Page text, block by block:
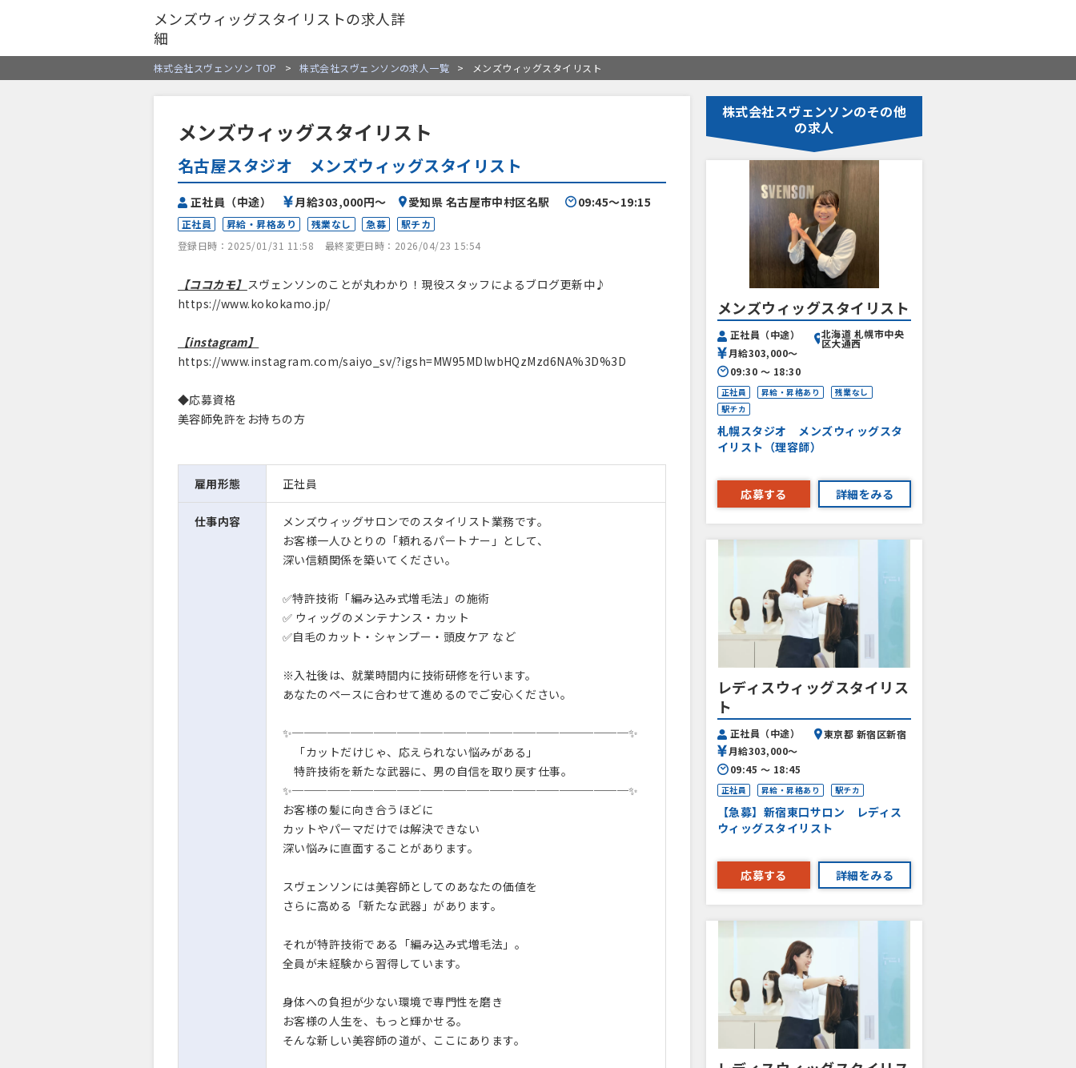
メンズウィッグスタイリストの求人詳
細
株式会社スヴェンソン TOP > 株式会社スヴェンソンの求人一覧 > メンズウィッグスタイリスト
メンズウィッグスタイリスト
名古屋スタジオ メンズウィッグスタイリスト
正社員（中途） 月給303,000円〜 09:45〜19:15
愛知県 名古屋市中村区名駅
正社員 昇給・昇格あり 残業なし 急募
駅チカ
登録日時：2025/01/31 11:58
最終変更日時：2026/04/23 15:54
【ココカモ】 スヴェンソンのことが丸わかり！現役スタッフによるブログ更新中♪
https://www.kokokamo.jp/
【instagram】
https://www.instagram.com/saiyo_sv/?igsh=MW95MDlwbHQzMzd6NA%3D%3D
◆応募資格
美容師免許をお持ちの方
雇用形態 正社員
仕事内容
メンズウィッグサロンでのスタイリスト業務です。
お客様一人ひとりの「頼れるパートナー」として、
深い信頼関係を築いてください。
✅特許技術「編み込み式増毛法」の施術
✅ ウィッグのメンテナンス・カット
✅自毛のカット・シャンプー・頭皮ケア など
※入社後は、就業時間内に技術研修を行います。
あなたのペースに合わせて進めるのでご安心ください。
✨─────────────────────────────✨
「カットだけじゃ、応えられない悩みがある」
特許技術を新たな武器に、男の自信を取り戻す仕事。
✨─────────────────────────────✨
お客様の髪に向き合うほどに
カットやパーマだけでは解決できない
深い悩みに直面することがあります。
スヴェンソンには美容師としてのあなたの価値を
さらに高める「新たな武器」があります。
それが特許技術である「編み込み式増毛法」。
全員が未経験から習得しています。
身体への負担が少ない環境で専門性を磨き
お客様の人生を、もっと輝かせる。
そんな新しい美容師の道が、ここにあります。
株式会社スヴェンソンのその他
の求人
メンズウィッグスタイリスト
正社員（中途）
月給303,000〜
09:30 〜 18:30
北海道 札幌市中央
区大通西
正社員 昇給・昇格あり
残業なし
駅チカ
札幌スタジオ メンズウィッグスタ
イリスト（理容師）
応募する 詳細をみる
レディスウィッグスタイリス
ト
正社員（中途）
月給303,000〜
09:45 〜 18:45
東京都 新宿区新宿
正社員 昇給・昇格あり 駅チカ
【急募】新宿東口サロン レディス
ウィッグスタイリスト
応募する 詳細をみる